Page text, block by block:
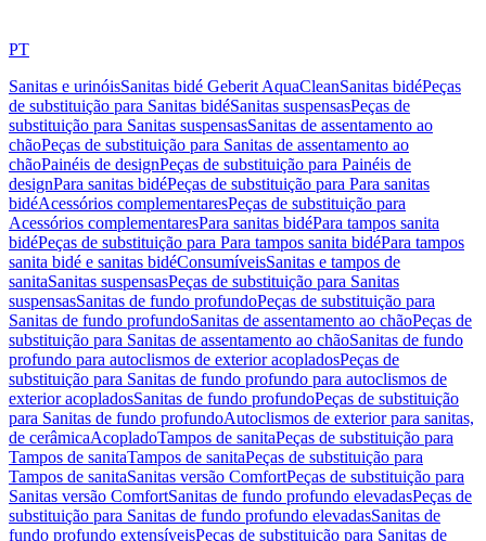
PT
Sanitas e urinóisSanitas bidé Geberit AquaCleanSanitas bidéPeças
de substituição para Sanitas bidéSanitas suspensasPeças de
substituição para Sanitas suspensasSanitas de assentamento ao
chãoPeças de substituição para Sanitas de assentamento ao
chãoPainéis de designPeças de substituição para Painéis de
designPara sanitas bidéPeças de substituição para Para sanitas
bidéAcessórios complementaresPeças de substituição para
Acessórios complementaresPara sanitas bidéPara tampos sanita
bidéPeças de substituição para Para tampos sanita bidéPara tampos
sanita bidé e sanitas bidéConsumíveisSanitas e tampos de
sanitaSanitas suspensasPeças de substituição para Sanitas
suspensasSanitas de fundo profundoPeças de substituição para
Sanitas de fundo profundoSanitas de assentamento ao chãoPeças de
substituição para Sanitas de assentamento ao chãoSanitas de fundo
profundo para autoclismos de exterior acopladosPeças de
substituição para Sanitas de fundo profundo para autoclismos de
exterior acopladosSanitas de fundo profundoPeças de substituição
para Sanitas de fundo profundoAutoclismos de exterior para sanitas,
de cerâmicaAcopladoTampos de sanitaPeças de substituição para
Tampos de sanitaTampos de sanitaPeças de substituição para
Tampos de sanitaSanitas versão ComfortPeças de substituição para
Sanitas versão ComfortSanitas de fundo profundo elevadasPeças de
substituição para Sanitas de fundo profundo elevadasSanitas de
fundo profundo extensíveisPeças de substituição para Sanitas de